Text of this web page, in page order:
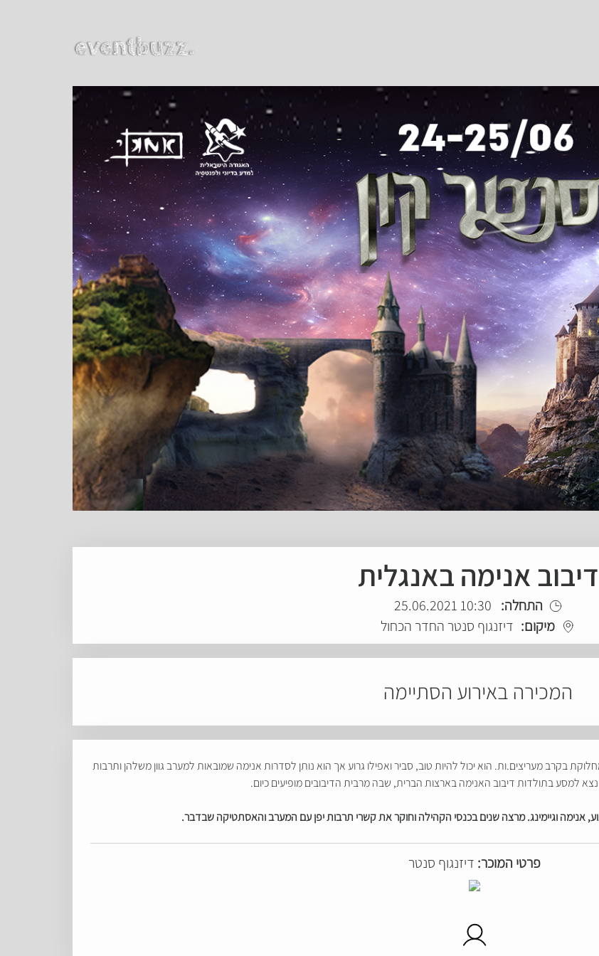
דיבוב אנימה באנגלית
התחלה: 10:30 25.06.2021
מיקום: דיזנגוף סנטר החדר הכחול
המכירה באירוע הסתיימה
בקרב מעריצים.ות. הוא יכול להיות טוב, סביר ואפילו גרוע אך הוא נותן לסדרות אנימה שמובאות למערב גוון משלהן ותרבות
למסע בתולדות דיבוב האנימה בארצות הברית, שבה מרבית הדיבובים מופיעים כיום.
אנימה וגיימינג. מרצה שנים בכנסי הקהילה וחוקר את קשרי תרבות יפן עם המערב והאסתטיקה שבדבר.
פרטי המוכר: דיזנגוף סנטר